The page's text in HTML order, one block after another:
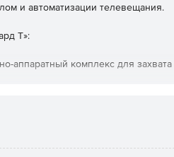
и автоматизации телевещания.
Т»:
аппаратный комплекс для
сигнала.